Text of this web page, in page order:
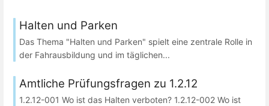
Halten und Parken
Das Thema "Halten und Parken" spielt eine zentrale Rolle in
der Fahrausbildung und im täglichen...
Amtliche Prüfungsfragen zu 1.2.12
1.2.12-001 Wo ist das Halten verboten? 1.2.12-002 Wo ist